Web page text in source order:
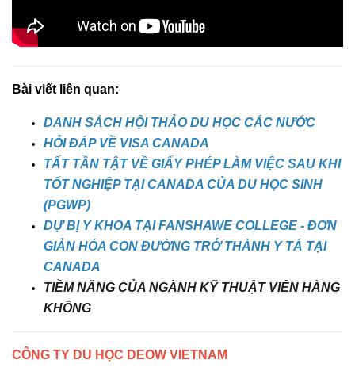
Bài viết liên quan:
DANH SÁCH HỘI THẢO DU HỌC CÁC NƯỚC
HỎI ĐÁP VỀ VISA CANADA
TẤT TẦN TẬT VỀ GIẤY PHÉP LÀM VIỆC SAU KHI
TỐT NGHIỆP TẠI CANADA CỦA DU HỌC SINH
(PGWP)
DỰ BỊ Y KHOA TẠI FANSHAWE COLLEGE - ĐƠN
GIẢN HÓA CON ĐƯỜNG TRỞ THÀNH Y TÁ TẠI
CANADA
TIỀM NĂNG CỦA NGÀNH KỸ THUẬT VIÊN HÀNG
KHÔNG
CÔNG TY DU HỌC DEOW VIETNAM